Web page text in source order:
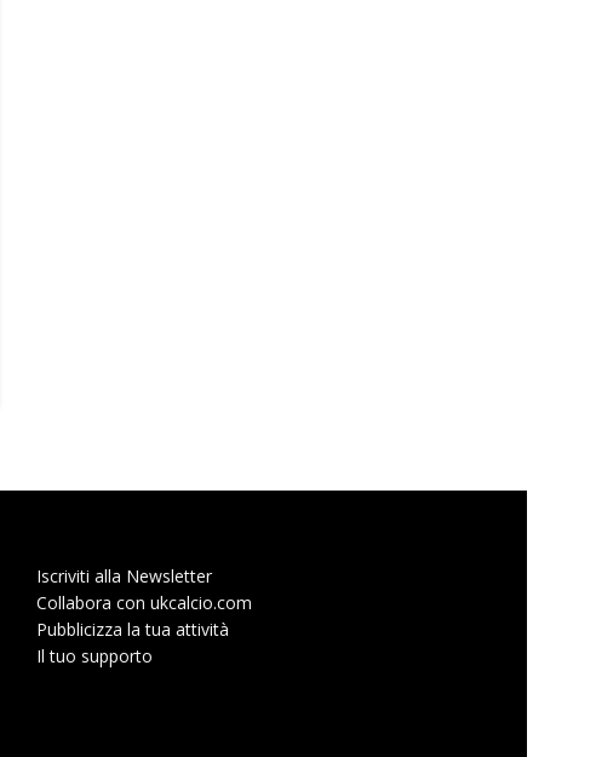
Iscriviti alla Newsletter
Collabora con ukcalcio.com
Pubblicizza la tua attività
Il tuo supporto